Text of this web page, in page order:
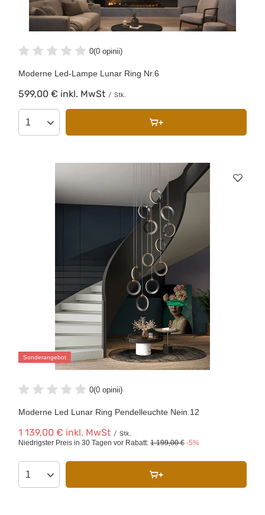
0(0 opinii)
Moderne Led-Lampe Lunar Ring Nr.6
599,00 € inkl. MwSt / Stk.
Sonderangebot
0(0 opinii)
Moderne Led Lunar Ring Pendelleuchte Nein.12
1 139,00 € inkl. MwSt / Stk.
Niedrigster Preis in 30 Tagen vor Rabatt: 1 199,00 € -5%